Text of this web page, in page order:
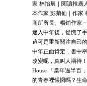
家 林怡辰｜閱讀推廣
本作家 彭菊仙｜作家
商所所長、暢銷作家
邁入中年後，從慌了
這可是重新關注自己
中年正面肯定，書中
改變呢，真叫人期待
House 「當年過半百
的青春裡悵惘嗎？生